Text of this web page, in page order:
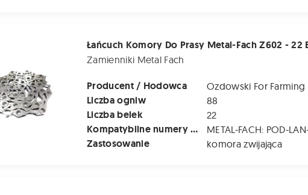
Zamienniki Metal Fach
Producent / Hodowca Ozdowski For Farming
Liczba ogniw 88
Liczba belek 22
Kompatybilne numery katalogowe
Zastosowanie komora zwijająca